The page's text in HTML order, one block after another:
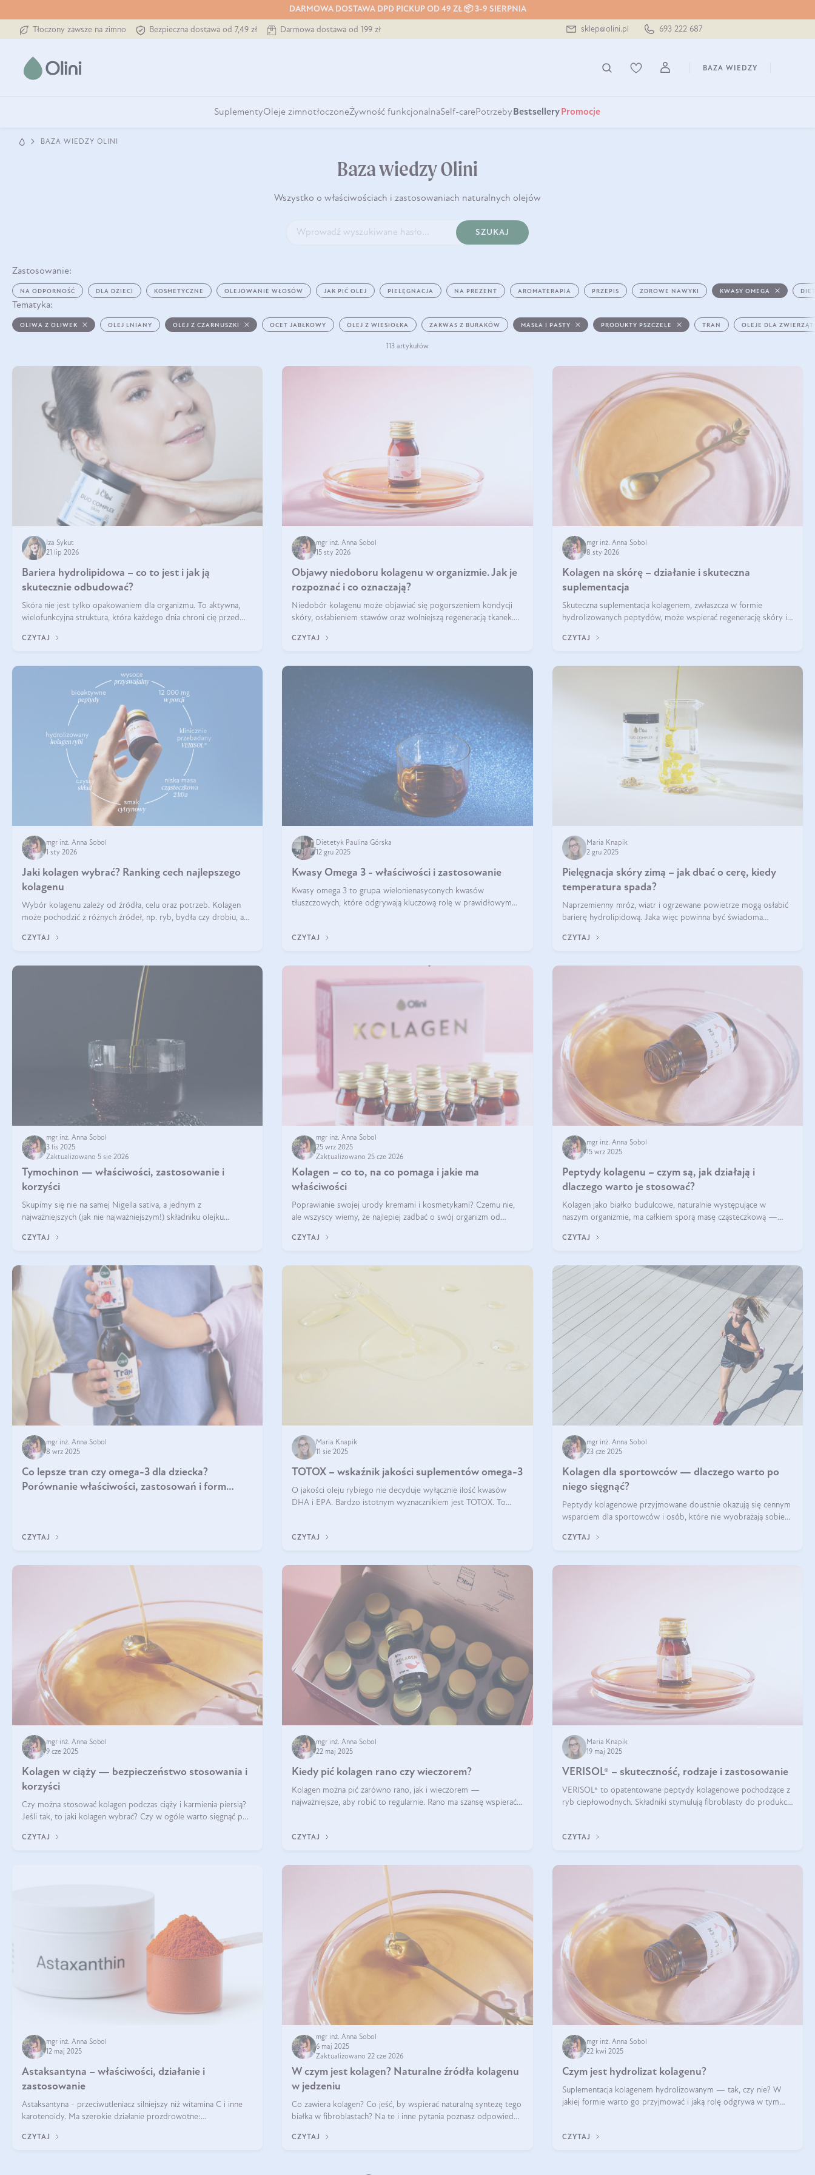
DARMOWA DOSTAWA DPD PICKUP OD 49 ZŁ 📦 3-9 SIERPNIA
Tłoczony zawsze na zimno Bezpieczna dostawa od 7,49 zł Darmowa dostawa od 199 zł sklep@olini.pl 693 222 687
BAZA WIEDZY
SuplementyOleje zimnotłoczoneŻywność funkcjonalnaSelf-carePotrzeby Bestsellery Promocje
BAZA WIEDZY OLINI
Baza wiedzy Olini
Wszystko o właściwościach i zastosowaniach naturalnych olejów
SZUKAJ
Zastosowanie:
NA ODPORNOŚĆ DLA DZIECI KOSMETYCZNE OLEJOWANIE WŁOSÓW JAK PIĆ OLEJ PIELĘGNACJA NA PREZENT AROMATERAPIA PRZEPIS ZDROWE NAWYKI KWASY OMEGA
Tematyka:
OLIWA Z OLIWEK OLEJ LNIANY OLEJ Z CZARNUSZKI OCET JABŁKOWY OLEJ Z WIESIOŁKA ZAKWAS Z BURAKÓW MASŁA I PASTY PRODUKTY PSZCZELE TRAN OLEJE DLA ZWIERZĄT
113 artykułów
Iza Sykut
21 lip 2026
Bariera hydrolipidowa – co to jest i jak ją
skutecznie odbudować?
Skóra nie jest tylko opakowaniem dla organizmu. To aktywna,
wielofunkcyjna struktura, która każdego dnia chroni cię przed
środowiskowymi. Jednym z jej kluczowych elementów jest
CZYTAJ
mgr inż. Anna Sobol
15 sty 2026
Objawy niedoboru kolagenu w organizmie. Jak je
rozpoznać i co oznaczają?
Niedobór kolagenu może objawiać się pogorszeniem kondycji
skóry, osłabieniem stawów oraz wolniejszą regeneracją tkanek.
skóry, bóle stawów, łamliwość paznokci oraz osłabienie włosów.
CZYTAJ
mgr inż. Anna Sobol
8 sty 2026
Kolagen na skórę – działanie i skuteczna
suplementacja
Skuteczna suplementacja kolagenem, zwłaszcza w formie
hydrolizowanych peptydów, może wspierać regenerację skóry i
regularnością stosowania.
CZYTAJ
mgr inż. Anna Sobol
1 sty 2026
Jaki kolagen wybrać? Ranking cech najlepszego
kolagenu
Wybór kolagenu zależy od źródła, celu oraz potrzeb. Kolagen
może pochodzić z różnych źródeł, np. ryb, bydła czy drobiu, a
sprawdza się kolagen rybi, a dla wspierania stawów — kolagen
CZYTAJ
Dietetyk Paulina Górska
12 gru 2025
Kwasy Omega 3 - właściwości i zastosowanie
Kwasy omega 3 to grupа wielonienasyconych kwasów
tłuszczowych, które odgrywają kluczową rolę w prawidłowym
CZYTAJ
Maria Knapik
2 gru 2025
Pielęgnacja skóry zimą – jak dbać o cerę, kiedy
temperatura spada?
Naprzemienny mróz, wiatr i ogrzewane powietrze mogą osłabić
barierę hydrolipidową. Jaka więc powinna być świadoma
CZYTAJ
mgr inż. Anna Sobol
3 lis 2025
Zaktualizowano 5 sie 2026
Tymochinon — właściwości, zastosowanie i
korzyści
Skupimy się nie na samej Nigella sativa, a jednym z
najważniejszych (jak nie najważniejszym!) składniku olejku
CZYTAJ
mgr inż. Anna Sobol
25 wrz 2025
Zaktualizowano 25 cze 2026
Kolagen – co to, na co pomaga i jakie ma
właściwości
Poprawianie swojej urody kremami i kosmetykami? Czemu nie,
ale wszyscy wiemy, że najlepiej zadbać o swój organizm od
zewnętrzny prezentował się zdrowo i atrakcyjnie. Stosowanie
CZYTAJ
mgr inż. Anna Sobol
15 wrz 2025
Peptydy kolagenu – czym są, jak działają i
dlaczego warto je stosować?
Kolagen jako białko budulcowe, naturalnie występujące w
naszym organizmie, ma całkiem sporą masę cząsteczkową —
formie, byłby trudno strawialny. Aby był lepiej przyswajalny i
CZYTAJ
mgr inż. Anna Sobol
8 wrz 2025
Co lepsze tran czy omega-3 dla dziecka?
Porównanie właściwości, zastosowań i form
CZYTAJ
Maria Knapik
11 sie 2025
TOTOX – wskaźnik jakości suplementów omega-3
O jakości oleju rybiego nie decyduje wyłącznie ilość kwasów
DHA i EPA. Bardzo istotnym wyznacznikiem jest TOTOX. To
CZYTAJ
mgr inż. Anna Sobol
23 cze 2025
Kolagen dla sportowców — dlaczego warto po
niego sięgnąć?
Peptydy kolagenowe przyjmowane doustnie okazują się cennym
wsparciem dla sportowców i osób, które nie wyobrażają sobie
CZYTAJ
mgr inż. Anna Sobol
9 cze 2025
Kolagen w ciąży — bezpieczeństwo stosowania i
korzyści
Czy można stosować kolagen podczas ciąży i karmienia piersią?
Jeśli tak, to jaki kolagen wybrać? Czy w ogóle warto sięgnąć po
CZYTAJ
mgr inż. Anna Sobol
22 maj 2025
Kiedy pić kolagen rano czy wieczorem?
Kolagen można pić zarówno rano, jak i wieczorem —
najważniejsze, aby robić to regularnie. Rano ma szansę wspierać
CZYTAJ
Maria Knapik
19 maj 2025
VERISOL® – skuteczność, rodzaje i zastosowanie
VERISOL® to opatentowane peptydy kolagenowe pochodzące z
ryb ciepłowodnych. Składniki stymulują fibroblasty do produkcji
komórek skóry.
CZYTAJ
mgr inż. Anna Sobol
12 maj 2025
Astaksantyna – właściwości, działanie i
zastosowanie
Astaksantyna - przeciwutleniacz silniejszy niż witamina C i inne
karotenoidy. Ma szerokie działanie prozdrowotne:
CZYTAJ
mgr inż. Anna Sobol
6 maj 2025
Zaktualizowano 22 cze 2026
W czym jest kolagen? Naturalne źródła kolagenu
w jedzeniu
Co zawiera kolagen? Co jeść, by wspierać naturalną syntezę tego
białka w fibroblastach? Na te i inne pytania poznasz odpowiedź
CZYTAJ
mgr inż. Anna Sobol
22 kwi 2025
Czym jest hydrolizat kolagenu?
Suplementacja kolagenem hydrolizowanym — tak, czy nie? W
jakiej formie warto go przyjmować i jaką rolę odgrywa w tym
CZYTAJ